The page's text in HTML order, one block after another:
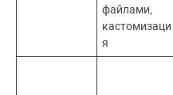
файлами,
кастомизаци
я